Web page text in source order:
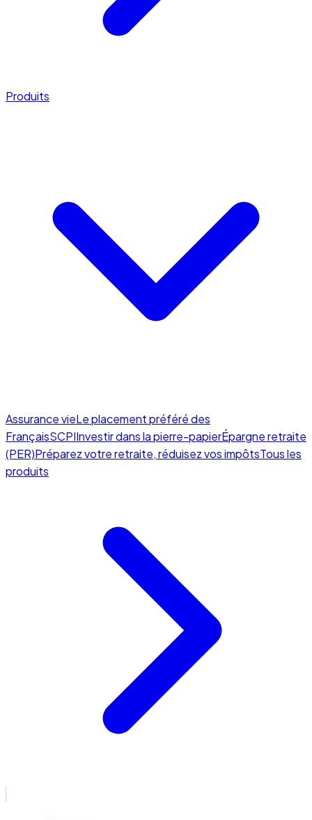
Produits
Assurance vieLe placement préféré des
FrançaisSCPIInvestir dans la pierre-papierÉpargne retraite
(PER)Préparez votre retraite, réduisez vos impôtsTous les
produits